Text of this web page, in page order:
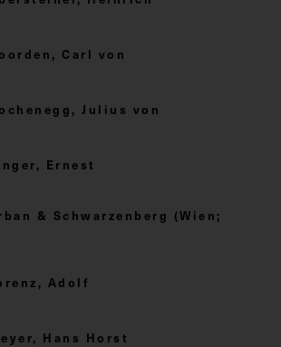
Carl von
Julius von
Ernest
& Schwarzenberg (Wien;
Adolf
Hans Horst